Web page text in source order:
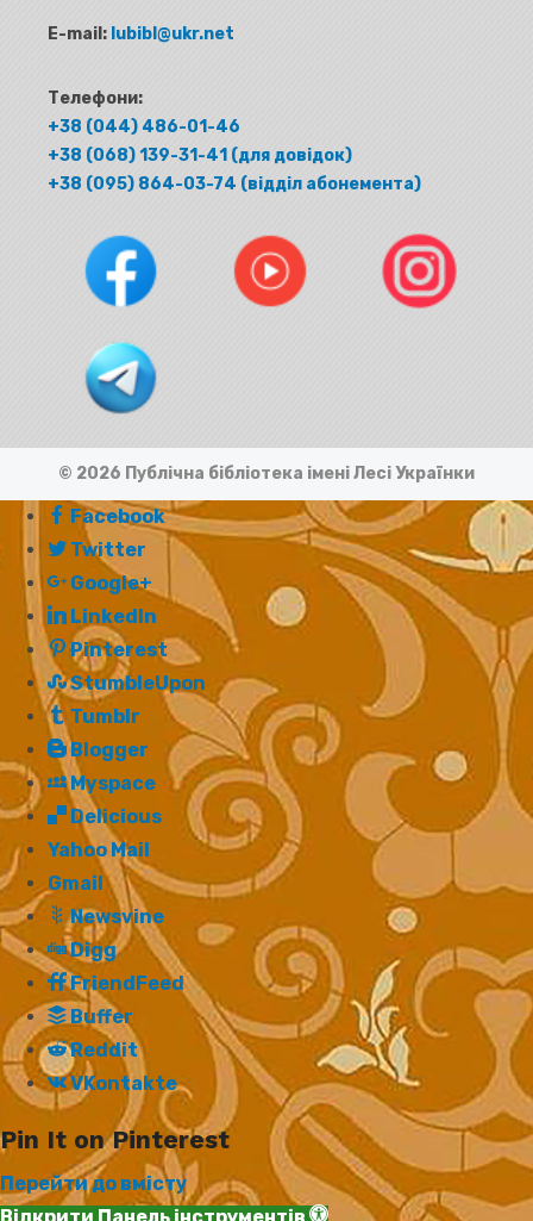
E-mail: lubibl@ukr.net
Телефони:
+38 (044) 486-01-46
+38 (068) 139-31-41 (для довідок)
+38 (095) 864-03-74 (відділ абонемента)
© 2026 Публічна бібліотека імені Лесі Українки
Facebook
Twitter
Google+
LinkedIn
Pinterest
StumbleUpon
Tumblr
Blogger
Myspace
Delicious
Yahoo Mail
Gmail
Newsvine
Digg
FriendFeed
Buffer
Reddit
VKontakte
Pin It on Pinterest
Перейти до вмісту